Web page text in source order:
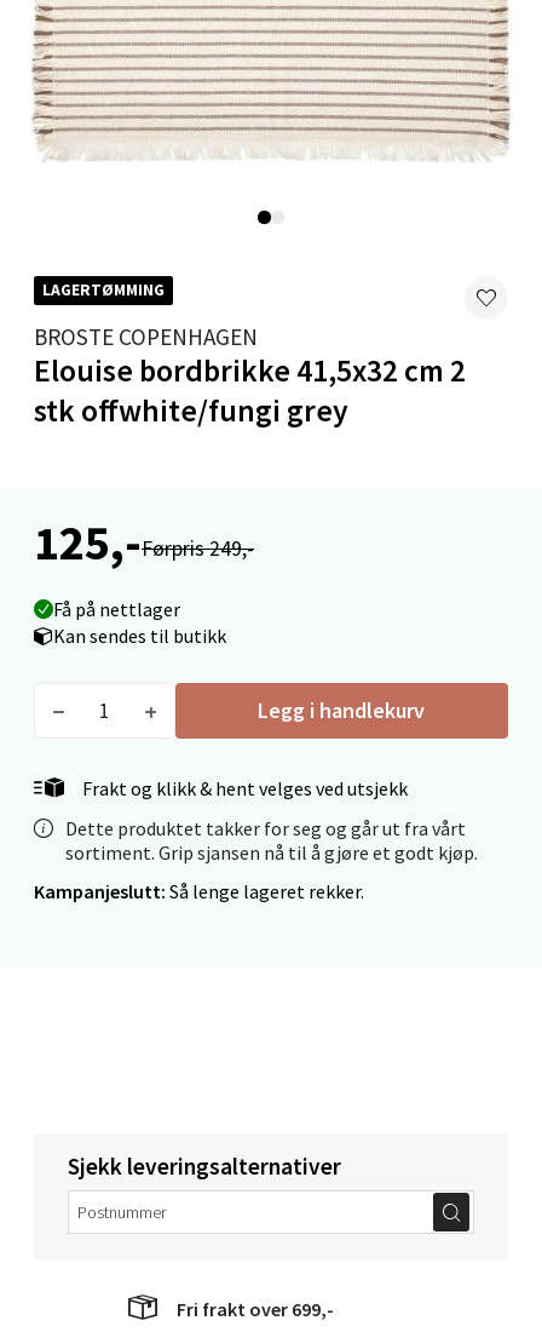
LAGERTØMMING
BROSTE COPENHAGEN
Elouise bordbrikke 41,5x32 cm 2
stk offwhite/fungi grey
125,-Førpris 249,-
Få på nettlager
Kan sendes til butikk
Legg i handlekurv
Frakt og klikk & hent velges ved utsjekk
Dette produktet takker for seg og går ut fra vårt
sortiment. Grip sjansen nå til å gjøre et godt kjøp.
Kampanjeslutt: Så lenge lageret rekker.
Sjekk leveringsalternativer
Fri frakt over 699,-
Moafjæra 14, 7606 Levanger
Åpent i dag 10-20
0 i butikk
Mandal - Alti Mandal
Skarvøyveien 55, 4517 Mandal
Åpent i dag 10-20
0 i butikk
Mo i Rana - Thon Senter Mo i Rana
Åpent i dag 09-19
Molde - Moldetorget
Åpent i dag 10-20